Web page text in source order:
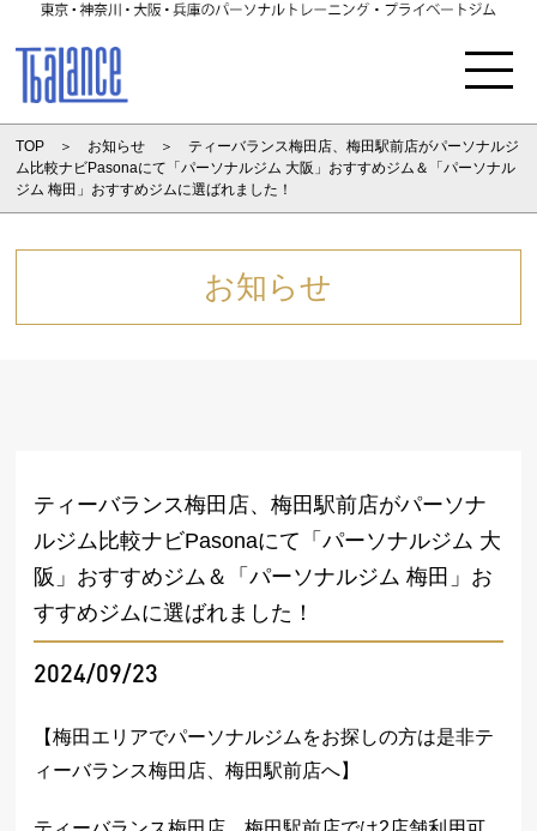
TOP お知らせ
ティーバランス梅田店、梅田駅前店がパーソナルジ
ム比較ナビPasonaにて「パーソナルジム 大阪」おすすめジム＆「パーソナル
ジム 梅田」おすすめジムに選ばれました！
お知らせ
ティーバランス梅田店、梅田駅前店がパーソナ
ルジム比較ナビPasonaにて「パーソナルジム 大
阪」おすすめジム＆「パーソナルジム 梅田」お
すすめジムに選ばれました！
2024/09/23
【梅田エリアでパーソナルジムをお探しの方は是非テ
ィーバランス梅田店、梅田駅前店へ】